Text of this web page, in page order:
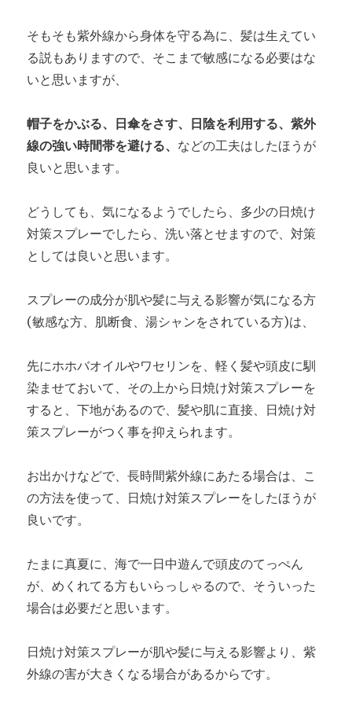
そもそも紫外線から身体を守る為に、髪は生えてい
る説もありますので、そこまで敏感になる必要はな
いと思いますが、
帽子をかぶる、日傘をさす、日陰を利用する、紫外
線の強い時間帯を避ける、 などの工夫はしたほうが
良いと思います。
どうしても、気になるようでしたら、多少の日焼け
対策スプレーでしたら、洗い落とせますので、対策
としては良いと思います。
スプレーの成分が肌や髪に与える影響が気になる方
(敏感な方、肌断食、湯シャンをされている方)は、
先にホホバオイルやワセリンを、軽く髪や頭皮に馴
染ませておいて、その上から日焼け対策スプレーを
すると、下地があるので、髪や肌に直接、日焼け対
策スプレーがつく事を抑えられます。
お出かけなどで、長時間紫外線にあたる場合は、こ
の方法を使って、日焼け対策スプレーをしたほうが
良いです。
たまに真夏に、海で一日中遊んで頭皮のてっぺん
が、めくれてる方もいらっしゃるので、そういった
場合は必要だと思います。
日焼け対策スプレーが肌や髪に与える影響より、紫
外線の害が大きくなる場合があるからです。